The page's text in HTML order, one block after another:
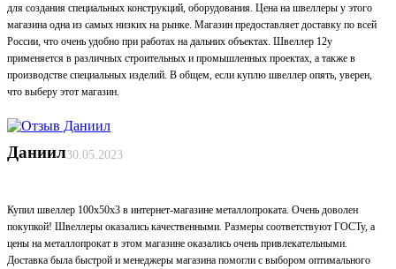
для создания специальных конструкций, оборудования. Цена на швеллеры у этого
магазина одна из самых низких на рынке. Магазин предоставляет доставку по всей
России, что очень удобно при работах на дальних объектах. Швеллер 12у
применяется в различных строительных и промышленных проектах, а также в
производстве специальных изделий. В общем, если куплю швеллер опять, уверен,
что выберу этот магазин.
Даниил30.05.2023
Купил швеллер 100х50х3 в интернет-магазине металлопроката. Очень доволен
покупкой! Швеллеры оказались качественными. Размеры соответствуют ГОСТу, а
цены на металлопрокат в этом магазине оказались очень привлекательными.
Доставка была быстрой и менеджеры магазина помогли с выбором оптимального